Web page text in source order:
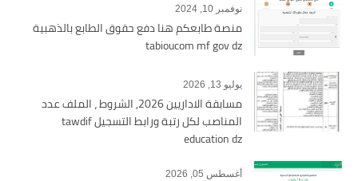
نوفمبر 10, 2024
منصة طابعكم هنا دفع حقوق الطابع بالذهبية
tabioucom mf gov dz
يوليو 13, 2026
مسابقة الاداريين 2026, الشروط ، الملف عدد
المناصب لكل رتبة ورابط التسجيل tawdif
education dz
أغسطس 05, 2026